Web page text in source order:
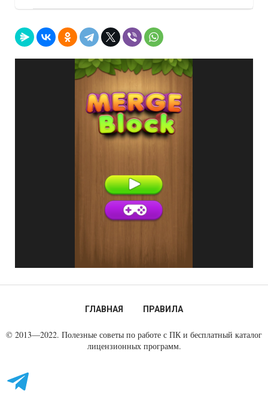
ГЛАВНАЯ ПРАВИЛА
© 2013—2022. Полезные советы по работе с ПК и бесплатный каталог
лицензионных программ.